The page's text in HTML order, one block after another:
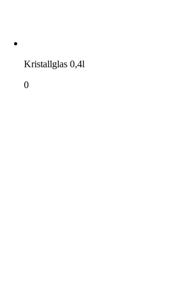
Kristallglas 0,4l
0